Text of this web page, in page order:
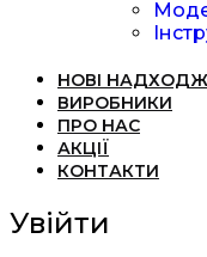
НОВІ
ВИРОБНИКИ
ПРО НАС
АКЦІЇ
КОНТАКТИ
Увійти